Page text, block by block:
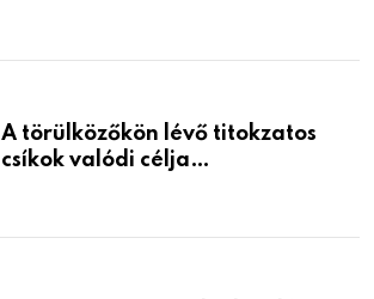
A törülközőkön lévő titokzatos
csíkok valódi célja…